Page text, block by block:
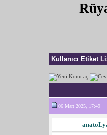
Kullanıcı Etiket
06 Mart 2025, 17:49